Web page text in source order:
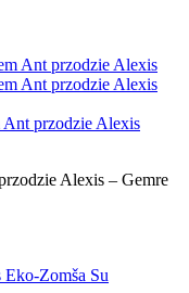
przodzie Alexis
Alexis – Gemre